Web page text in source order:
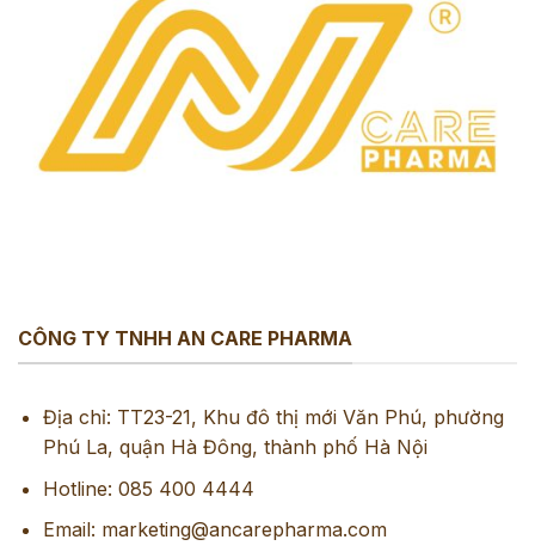
CÔNG TY TNHH AN CARE PHARMA
Địa chỉ: TT23-21, Khu đô thị mới Văn Phú, phường
Phú La, quận Hà Đông, thành phố Hà Nội
Hotline: 085 400 4444
Email: marketing@ancarepharma.com